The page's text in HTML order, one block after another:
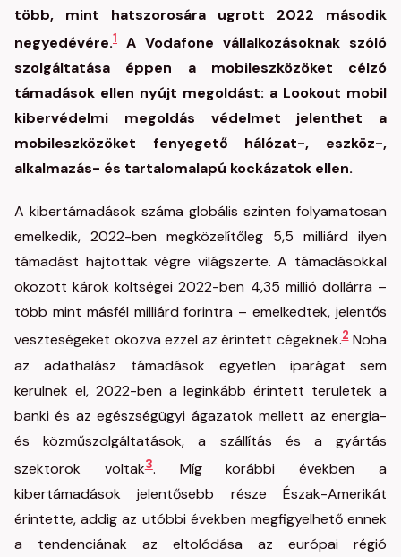
több, mint hatszorosára ugrott 2022 második
negyedévére.1
A Vodafone vállalkozásoknak szóló
szolgáltatása éppen a mobileszközöket célzó
támadások ellen nyújt megoldást: a Lookout mobil
kibervédelmi megoldás védelmet jelenthet a
mobileszközöket fenyegető hálózat-, eszköz-,
alkalmazás- és tartalomalapú kockázatok ellen.
A kibertámadások száma globális szinten folyamatosan
emelkedik, 2022-ben megközelítőleg 5,5 milliárd ilyen
támadást hajtottak végre világszerte. A támadásokkal
okozott károk költségei 2022-ben 4,35 millió dollárra –
több mint másfél milliárd forintra – emelkedtek, jelentős
veszteségeket okozva ezzel az érintett cégeknek.2Noha
az adathalász támadások egyetlen iparágat sem
kerülnek el, 2022-ben a leginkább érintett területek a
banki és az egészségügyi ágazatok mellett az energia-
és közműszolgáltatások, a szállítás és a gyártás
szektorok voltak3. Míg korábbi években a
kibertámadások jelentősebb része Észak-Amerikát
érintette, addig az utóbbi években megfigyelhető ennek
a tendenciának az eltolódása az európai régió